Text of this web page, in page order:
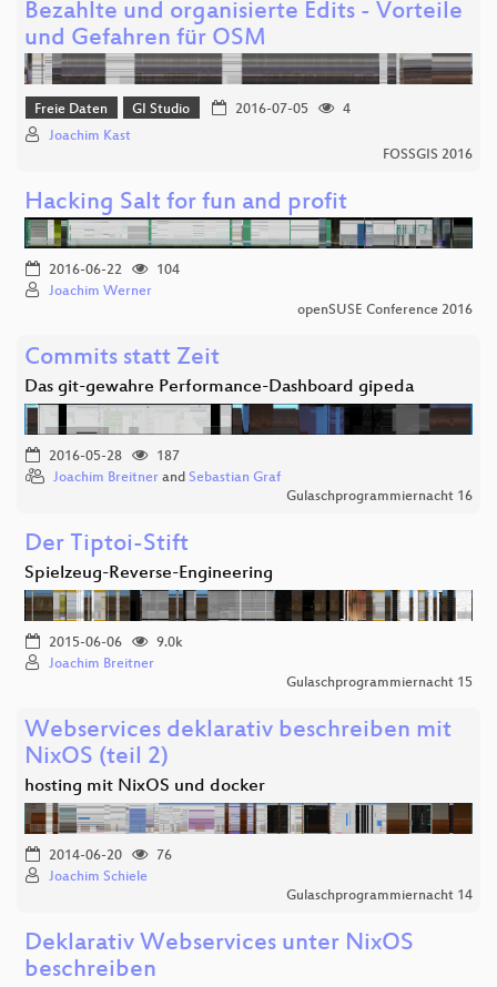
Bezahlte und organisierte Edits - Vorteile
und Gefahren für OSM
Freie Daten GI Studio 2016-07-05
4
Joachim Kast
FOSSGIS 2016
Hacking Salt for fun and profit
2016-06-22
104
Joachim Werner
openSUSE Conference 2016
Commits statt Zeit
Das git-gewahre Performance-Dashboard gipeda
2016-05-28
187
Joachim Breitner and Sebastian Graf
Gulaschprogrammiernacht 16
Der Tiptoi-Stift
Spielzeug-Reverse-Engineering
2015-06-06
9.0k
Joachim Breitner
Gulaschprogrammiernacht 15
Webservices deklarativ beschreiben mit
NixOS (teil 2)
hosting mit NixOS und docker
2014-06-20
76
Joachim Schiele
Gulaschprogrammiernacht 14
Deklarativ Webservices unter NixOS
beschreiben